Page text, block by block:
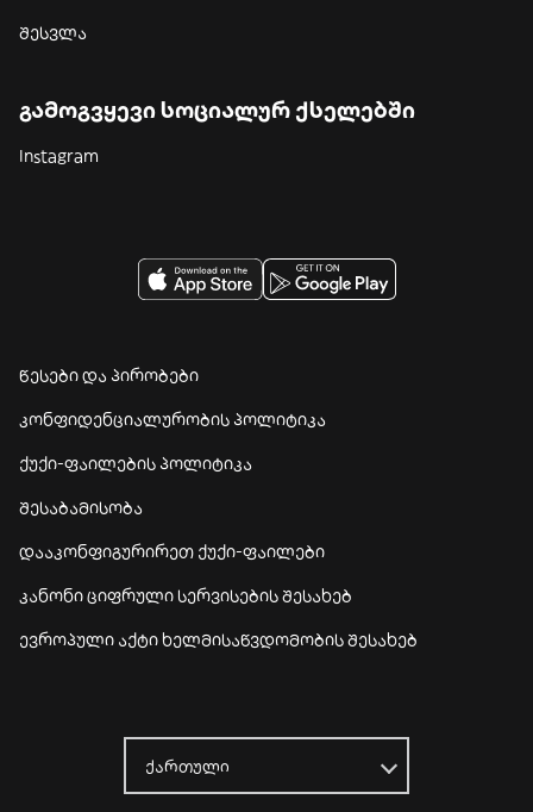
შესვლა
გამოგვყევი სოციალურ ქსელებში
Instagram
წესები და პირობები
კონფიდენციალურობის პოლიტიკა
ქუქი-ფაილების პოლიტიკა
შესაბამისობა
დააკონფიგურირეთ ქუქი-ფაილები
კანონი ციფრული სერვისების შესახებ
ევროპული აქტი ხელმისაწვდომობის შესახებ